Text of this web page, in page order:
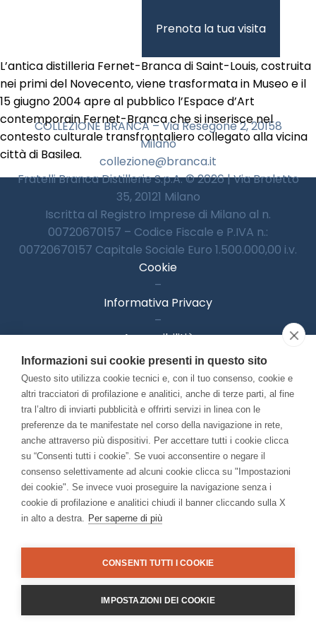
Prenota la tua visita
L’antica distilleria Fernet-Branca di Saint-Louis, costruita
nei primi del Novecento, viene trasformata in Museo e il
15 giugno 2004 apre al pubblico l’Espace d’Art
contemporain Fernet-Branca che si inserisce nel
contesto culturale transfrontaliero collegato alla vicina
città di Basilea.
COLLEZIONE BRANCA – Via Resegone 2, 20158
Milano
collezione@branca.it
Fratelli Branca Distillerie S.p.A. © 2026 | Via Broletto
35, 20121 Milano
Iscritta al Registro Imprese di Milano al n.
00720670157 – Codice Fiscale e P.IVA n.:
00720670157 Capitale Sociale Euro 1.500.000,00 i.v.
Cookie
–
Informativa Privacy
–
Accessibilitià
Con il contributo di:
Associato a:
Informazioni sui cookie presenti in questo sito
Questo sito utilizza cookie tecnici e, con il tuo consenso, cookie e
altri tracciatori di profilazione e analitici, anche di terze parti, al fine
tra l’altro di inviarti pubblicità e offrirti servizi in linea con le
preferenze da te manifestate nel corso della navigazione in rete,
anche attraverso più dispositivi. Per accettare tutti i cookie clicca
su “Consenti tutti i cookie”. Se vuoi acconsentire o negare il
consenso selettivamente ad alcuni cookie clicca su "Impostazioni
dei cookie". Se invece vuoi proseguire la navigazione senza i
cookie di profilazione e analitici chiudi il banner cliccando sulla X
in alto a destra. Per saperne di più
CONSENTI TUTTI I COOKIE
IMPOSTAZIONI DEI COOKIE